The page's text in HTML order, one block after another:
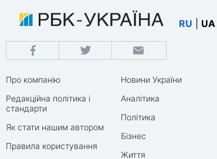
RU UA
Про компанію
Редакційна політика і
стандарти
Як стати нашим автором
Правила користування
Новини України
Аналітика
Політика
Бізнес
Життя